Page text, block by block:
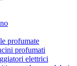
profumate
profumati
elettrici